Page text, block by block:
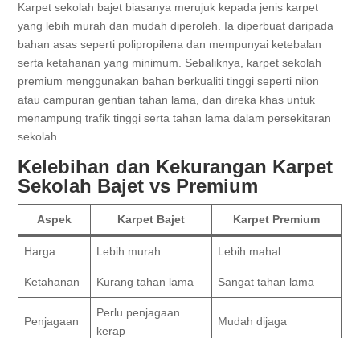
Karpet sekolah bajet biasanya merujuk kepada jenis karpet
yang lebih murah dan mudah diperoleh. Ia diperbuat daripada
bahan asas seperti polipropilena dan mempunyai ketebalan
serta ketahanan yang minimum. Sebaliknya, karpet sekolah
premium menggunakan bahan berkualiti tinggi seperti nilon
atau campuran gentian tahan lama, dan direka khas untuk
menampung trafik tinggi serta tahan lama dalam persekitaran
sekolah.
Kelebihan dan Kekurangan Karpet
Sekolah Bajet vs Premium
Aspek Karpet Bajet Karpet Premium
Harga Lebih murah Lebih mahal
Ketahanan Kurang tahan lama Sangat tahan lama
Penjagaan
Perlu penjagaan
kerap
Mudah dijaga